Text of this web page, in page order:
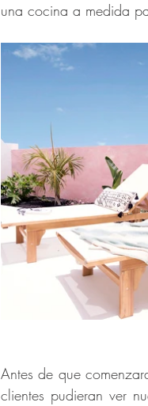
una cocina a medida
Antes de que
clientes pudieran ver